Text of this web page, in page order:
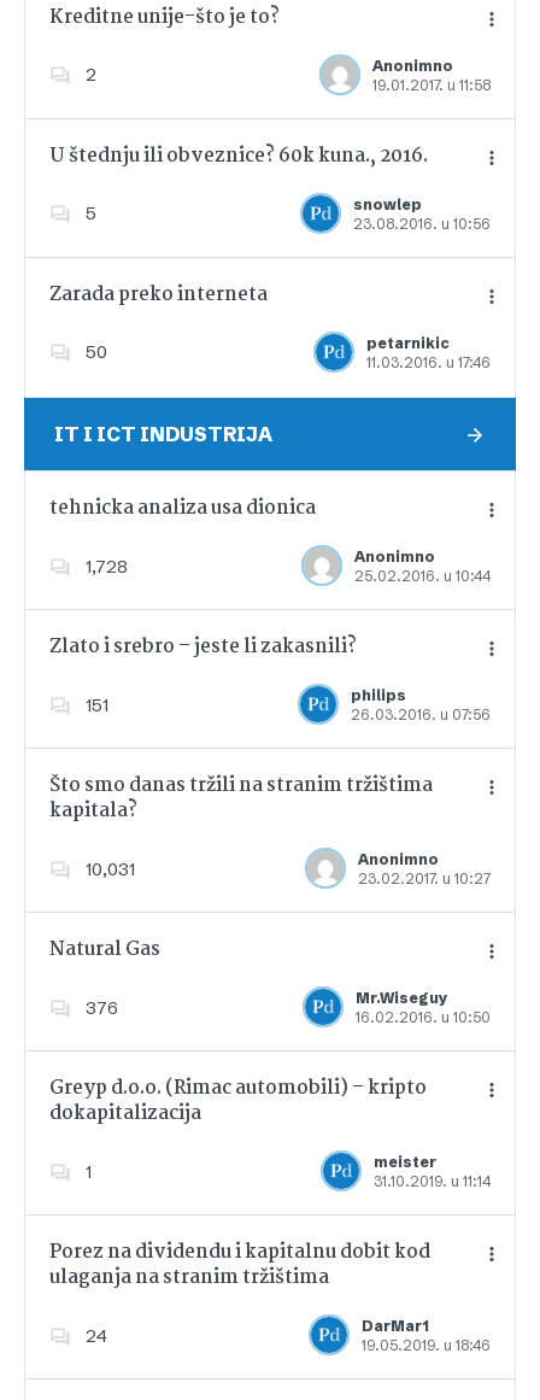
Kreditne unije-što je to?
2
Anonimno
19.01.2017. u 11:58
Dodajte u favorite
U štednju ili obveznice? 60k kuna., 2016.
5
snowlep
23.08.2016. u 10:56
Dodajte u favorite
Zarada preko interneta
50
petarnikic
11.03.2016. u 17:46
Dodajte u favorite
IT I ICT INDUSTRIJA
tehnicka analiza usa dionica
1,728
Anonimno
25.02.2016. u 10:44
Dodajte u favorite
Zlato i srebro – jeste li zakasnili?
151
philips
26.03.2016. u 07:56
Dodajte u favorite
Što smo danas tržili na stranim tržištima
kapitala?
10,031
Anonimno
23.02.2017. u 10:27
Dodajte u favorite
Natural Gas
376
Mr.Wiseguy
16.02.2016. u 10:50
Dodajte u favorite
Greyp d.o.o. (Rimac automobili) – kripto
dokapitalizacija
1
meister
31.10.2019. u 11:14
Dodajte u favorite
Porez na dividendu i kapitalnu dobit kod
ulaganja na stranim tržištima
24
DarMar1
19.05.2019. u 18:46
Dodajte u favorite